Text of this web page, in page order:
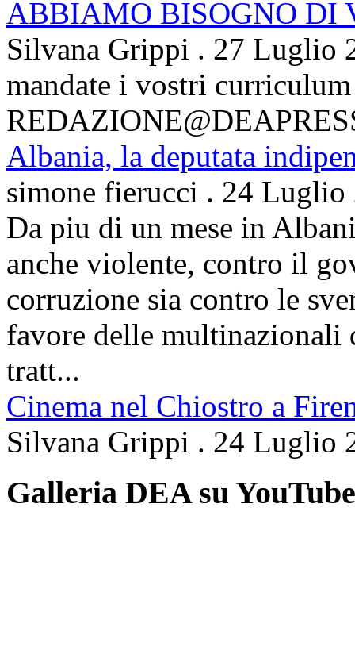
ABBIAMO BISOGNO DI
Silvana Grippi . 27 Luglio
mandate i vostri
Albania, la deputata
simone fierucci . 24 Luglio
Da piu di un mese in
anche violente, contro il
corruzione sia contro le
favore delle multinazionali
tratt...
Cinema nel Chiostro a
Silvana Grippi . 24 Luglio
Galleria DEA su YouTube